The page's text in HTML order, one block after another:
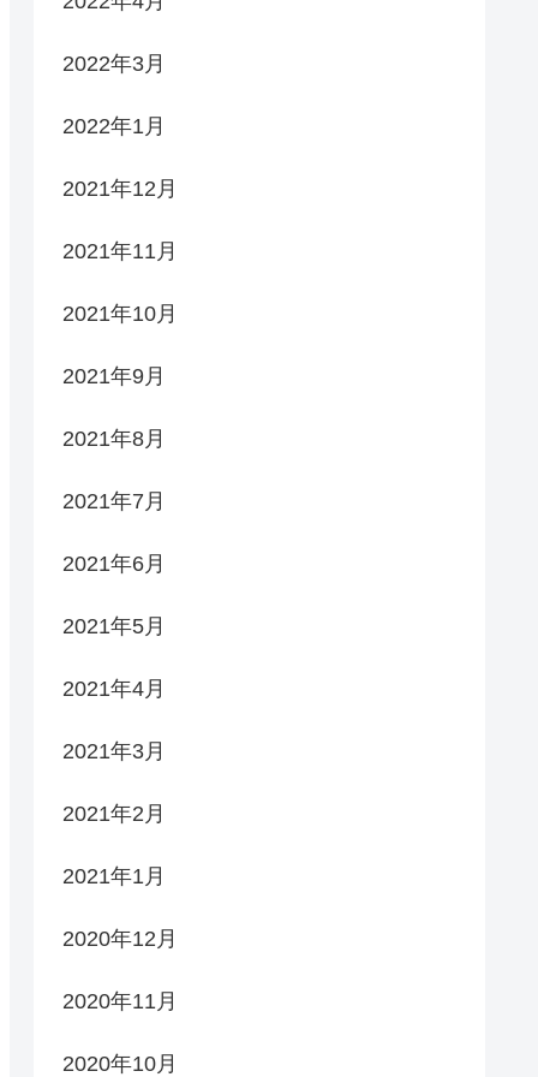
2022年3月
2022年1月
2021年12月
2021年11月
2021年10月
2021年9月
2021年8月
2021年7月
2021年6月
2021年5月
2021年4月
2021年3月
2021年2月
2021年1月
2020年12月
2020年11月
2020年10月